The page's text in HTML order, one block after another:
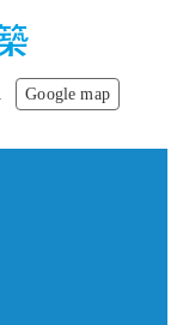
Google map